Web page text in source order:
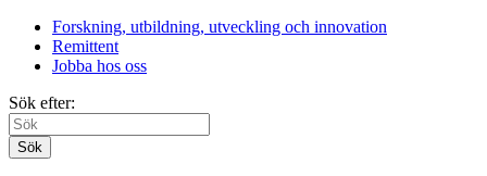
Forskning, utbildning, utveckling och innovation
Remittent
Jobba hos oss
Sök efter:
Sök